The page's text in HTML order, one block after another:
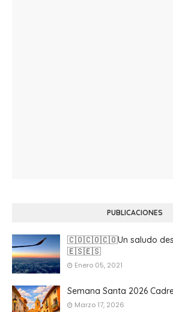
PUBLICACIONES
🇨🇴🇨🇴🇨🇴Un saludo
🇪🇸🇪🇸
Enero 05, 2021
Semana Santa 2026
Marzo 17, 2026